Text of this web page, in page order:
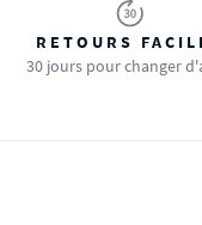
RETOURS
30 jours pour changer